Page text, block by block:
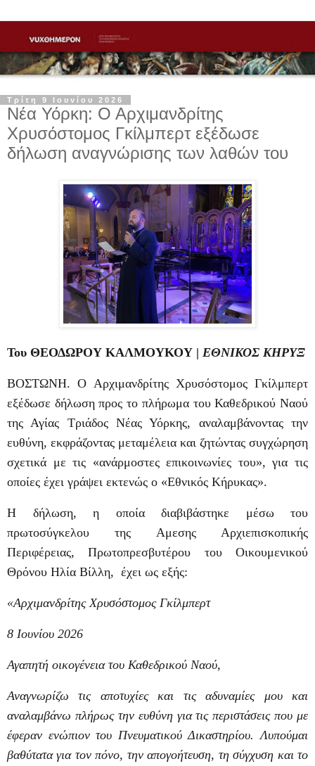
Τρίτη 9 Ιουνίου 2026
Νέα Υόρκη: Ο Αρχιμανδρίτης
Χρυσόστομος Γκίλμπερτ εξέδωσε
δήλωση αναγνώρισης των λαθών του
Του ΘΕΟΔΩΡΟΥ ΚΑΛΜΟΥΚΟΥ | ΕΘΝΙΚΟΣ ΚΗΡΥΞ
ΒΟΣΤΩΝΗ. Ο Αρχιμανδρίτης Χρυσόστομος Γκίλμπερτ
εξέδωσε δήλωση προς το πλήρωμα του Καθεδρικού Ναού
της Αγίας Τριάδος Νέας Υόρκης, αναλαμβάνοντας την
ευθύνη, εκφράζοντας μεταμέλεια και ζητώντας συγχώρηση
σχετικά με τις «ανάρμοστες επικοινωνίες του», για τις
οποίες έχει γράψει εκτενώς ο «Εθνικός Κήρυκας».
Η δήλωση, η οποία διαβιβάστηκε μέσω του
πρωτοσύγκελου της Αμεσης Αρχιεπισκοπικής
Περιφέρειας, Πρωτοπρεσβυτέρου του Οικουμενικού
Θρόνου Ηλία Βίλλη, έχει ως εξής:
«Αρχιμανδρίτης Χρυσόστομος Γκίλμπερτ
8 Ιουνίου 2026
Αγαπητή οικογένεια του Καθεδρικού Ναού,
Αναγνωρίζω τις αποτυχίες και τις αδυναμίες μου και
αναλαμβάνω πλήρως την ευθύνη για τις περιστάσεις που με
έφεραν ενώπιον του Πνευματικού Δικαστηρίου. Λυπούμαι
βαθύτατα για τον πόνο, την απογοήτευση, τη σύγχυση και το